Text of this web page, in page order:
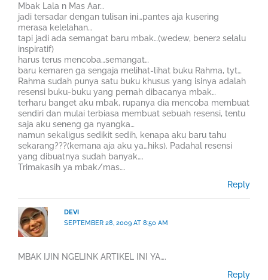
Mbak Lala n Mas Aar…
jadi tersadar dengan tulisan ini…pantes aja kusering
merasa kelelahan…
tapi jadi ada semangat baru mbak…(wedew, bener2 selalu
inspiratif)
harus terus mencoba…semangat…
baru kemaren ga sengaja melihat-lihat buku Rahma, tyt…
Rahma sudah punya satu buku khusus yang isinya adalah
resensi buku-buku yang pernah dibacanya mbak…
terharu banget aku mbak, rupanya dia mencoba membuat
sendiri dan mulai terbiasa membuat sebuah resensi, tentu
saja aku seneng ga nyangka…
namun sekaligus sedikit sedih, kenapa aku baru tahu
sekarang???(kemana aja aku ya…hiks). Padahal resensi
yang dibuatnya sudah banyak….
Trimakasih ya mbak/mas….
Reply
DEVI
SEPTEMBER 28, 2009 AT 8:50 AM
MBAK IJIN NGELINK ARTIKEL INI YA….
Reply